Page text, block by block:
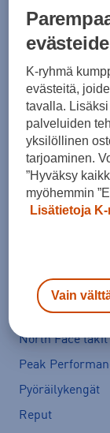
Suositut
Ale vaatteet
Converse kengät
Hoka Clifton 11
Hybridipyörät
Juoksukengät
Juoksuvyöt
Maastopyörä
New Balance
North Face takit
Peak
Pyöräilykengät
Reput
K-ryhmä
evästeitä,
tavalla.
palveluiden
yksilöllinen
tarjoaminen.
”Hyväksy
myöhemmin
Lisätietoja
Vain